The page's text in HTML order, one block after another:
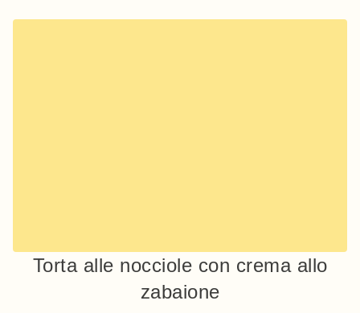
Torta alle nocciole con crema allo
zabaione